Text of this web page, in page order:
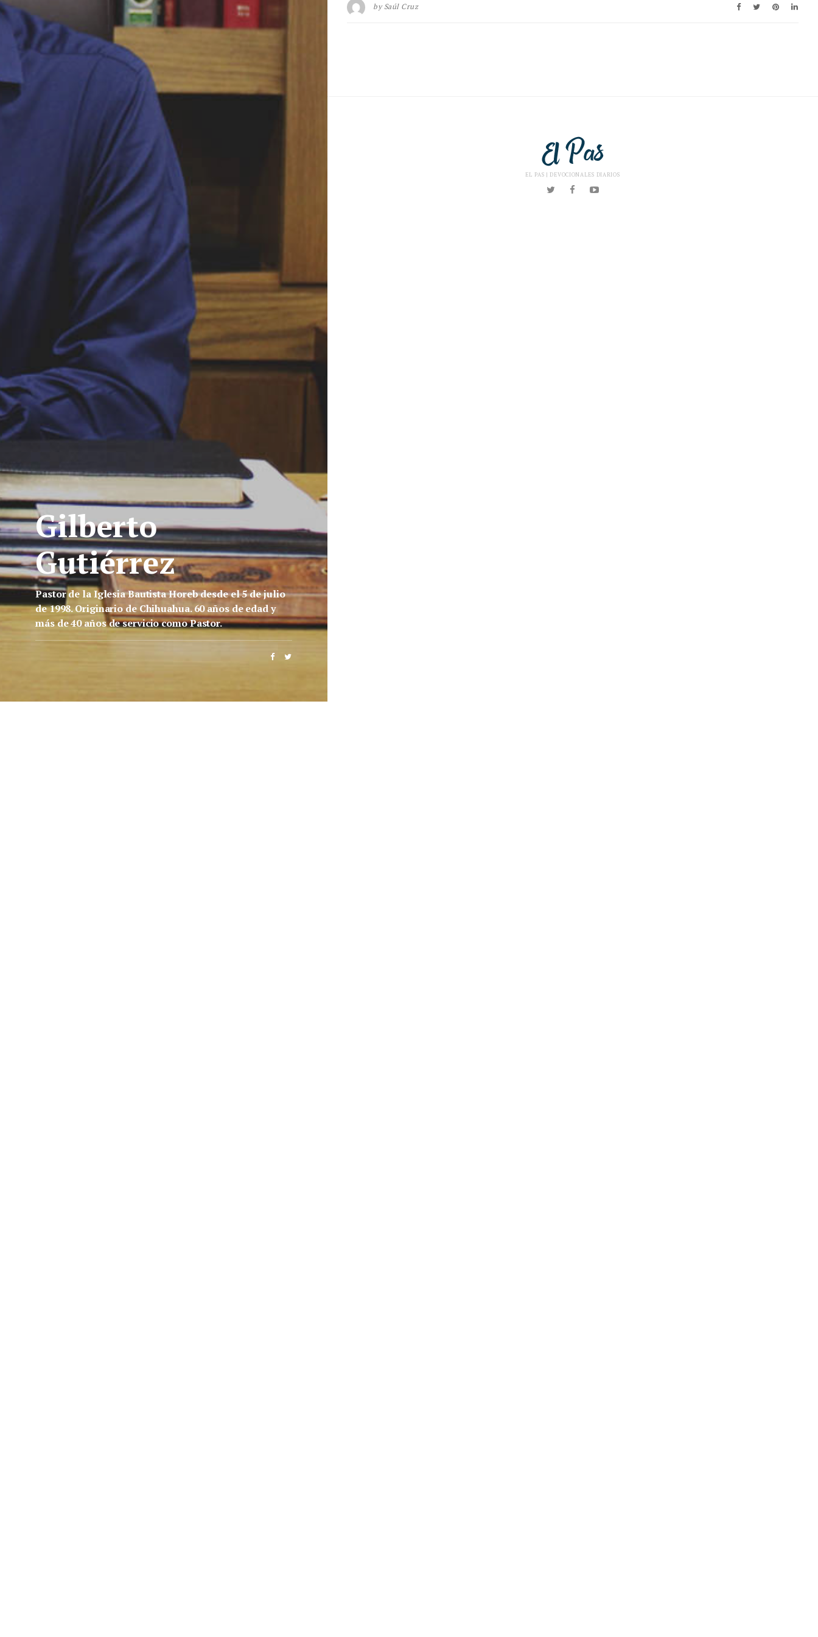
Gilberto
Gutiérrez
Pastor de la Iglesia Bautista Horeb desde el 5 de julio
de 1998. Originario de Chihuahua. 60 años de edad y
más de 40 años de servicio como Pastor.
by Saúl Cruz
EL PAS | DEVOCIONALES DIARIOS